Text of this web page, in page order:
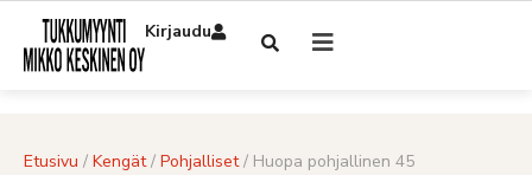
Kirjaudu
Etusivu / Kengät/ Pohjalliset/ Huopa pohjallinen 45